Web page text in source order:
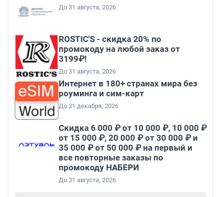
До 31 августа, 2026
ROSTIC'S - скидка 20% по
промокоду на любой заказ от
3199₽!
До 31 августа, 2026
Интернет в 180+ странах мира без
роуминга и сим-карт
До 31 декабря, 2026
Скидка 6 000 ₽ от 10 000 ₽, 10 000 ₽
от 15 000 ₽, 20 000 ₽ от 30 000 ₽ и
35 000 ₽ от 50 000 ₽ на первый и
все повторные заказы по
промокоду НАБЕРИ
До 31 августа, 2026